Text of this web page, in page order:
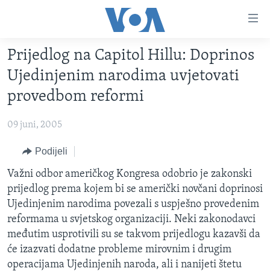
glavni
sadržaj
Pređi
na
glavnu
navigaciju
pretragu
TV PROGRAM
VIDEO
FOTOGRAFIJE DANA
VIJESTI
SJEDINJENE AMERIČKE DRŽAVE
BOSNA I HERCEGOVINA
SVIJET
NAUKA I TEHNOLOGIJA
SPECIJALNI PROJEKTI
KORUPCIJA
SLOBODA MEDIJA
ŽENSKA STRANA
IZBJEGLIČKA STRANA
Prijedlog na Capitol Hillu: Doprinos
Ujedinjenim narodima uvjetovati
provedbom reformi
09 juni, 2005
Podijeli
Važni odbor američkog Kongresa odobrio je zakonski
prijedlog prema kojem bi se američki novčani doprinosi
Ujedinjenim narodima povezali s uspješno provedenim
reformama u svjetskog organizaciji. Neki zakonodavci
međutim usprotivili su se takvom prijedlogu kazavši da
će izazvati dodatne probleme mirovnim i drugim
operacijama Ujedinjenih naroda, ali i nanijeti štetu